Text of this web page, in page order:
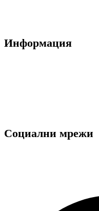
Информация
Социални мрежи